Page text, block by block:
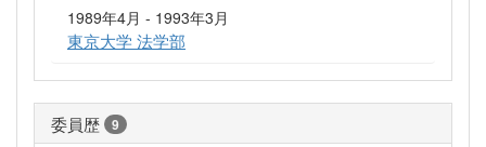
1989年4月 - 1993年3月
東京大学 法学部
委員歴 9